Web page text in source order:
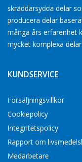
skräddarsydda delar
producera delar
många års erfarenhet
mycket komplexa delar.
KUNDSERVICE
Försäljningsvillkor
Cookiepolicy
Integritetspolicy
Rapport om
Medarbetare